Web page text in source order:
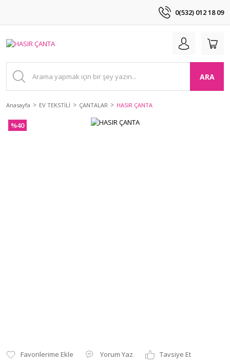
0(532) 012 18 09
ARA
Anasayfa EV TEKSTİLİ ÇANTALAR HASIR ÇANTA
%40
Yorum Yaz
Tavsiye Et